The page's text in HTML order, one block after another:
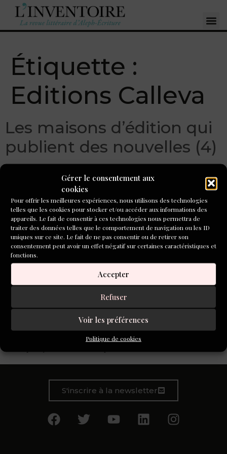
Gérer le consentement aux
cookies
Pour offrir les meilleures expériences, nous utilisons des technologies
telles que les cookies pour stocker et/ou accéder aux informations des
appareils. Le fait de consentir à ces technologies nous permettra de
traiter des données telles que le comportement de navigation ou les ID
uniques sur ce site. Le fait de ne pas consentir ou de retirer son
consentement peut avoir un effet négatif sur certaines caractéristiques et
fonctions.
Accepter
Refuser
Voir les préférences
Politique de cookies
Étiquette :
Editions Calleva
Les maisons d’édition qui
publient des nouvelles (4)
Un temps délaissé par les éditeurs traditionnels, la
nouvelle bénéficie aussi d’un courant éditorial en faveur
du roman court et de la poésie. Nous avons sélectionné
S'inscrire à la newsletter